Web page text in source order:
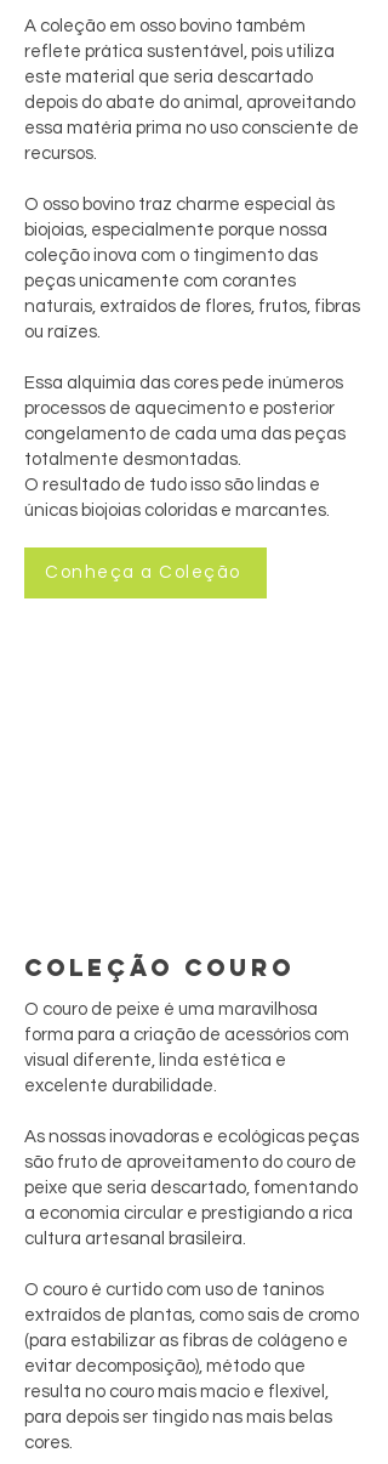
A coleção em osso bovino também
reflete prática sustentável, pois utiliza
este material que seria descartado
depois do abate do animal, aproveitando
essa matéria prima no uso consciente de
recursos.
O osso bovino traz charme especial às
biojoias, especialmente porque nossa
coleção inova com o tingimento das
peças unicamente com corantes
naturais, extraídos de flores, frutos, fibras
ou raízes.
Essa alquimia das cores pede inúmeros
processos de aquecimento e posterior
congelamento de cada uma das peças
totalmente desmontadas.
O resultado de tudo isso são lindas e
únicas biojoias coloridas e marcantes.
Conheça a Coleção
COLEÇÃO COURO
O couro de peixe é uma maravilhosa
forma para a criação de acessórios com
visual diferente, linda estética e
excelente durabilidade.
As nossas inovadoras e ecológicas peças
são fruto de aproveitamento do couro de
peixe que seria descartado, fomentando
a economia circular e prestigiando a rica
cultura artesanal brasileira.
O couro é curtido com uso de taninos
extraídos de plantas, como sais de cromo
(para estabilizar as fibras de colágeno e
evitar decomposição), método que
resulta no couro mais macio e flexível,
para depois ser tingido nas mais belas
cores.